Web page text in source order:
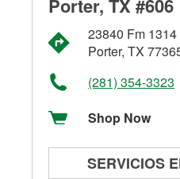
Porter, TX #606
23840 Fm 1314
Porter, TX
(281) 354-3323
Shop Now
SERVICIOS